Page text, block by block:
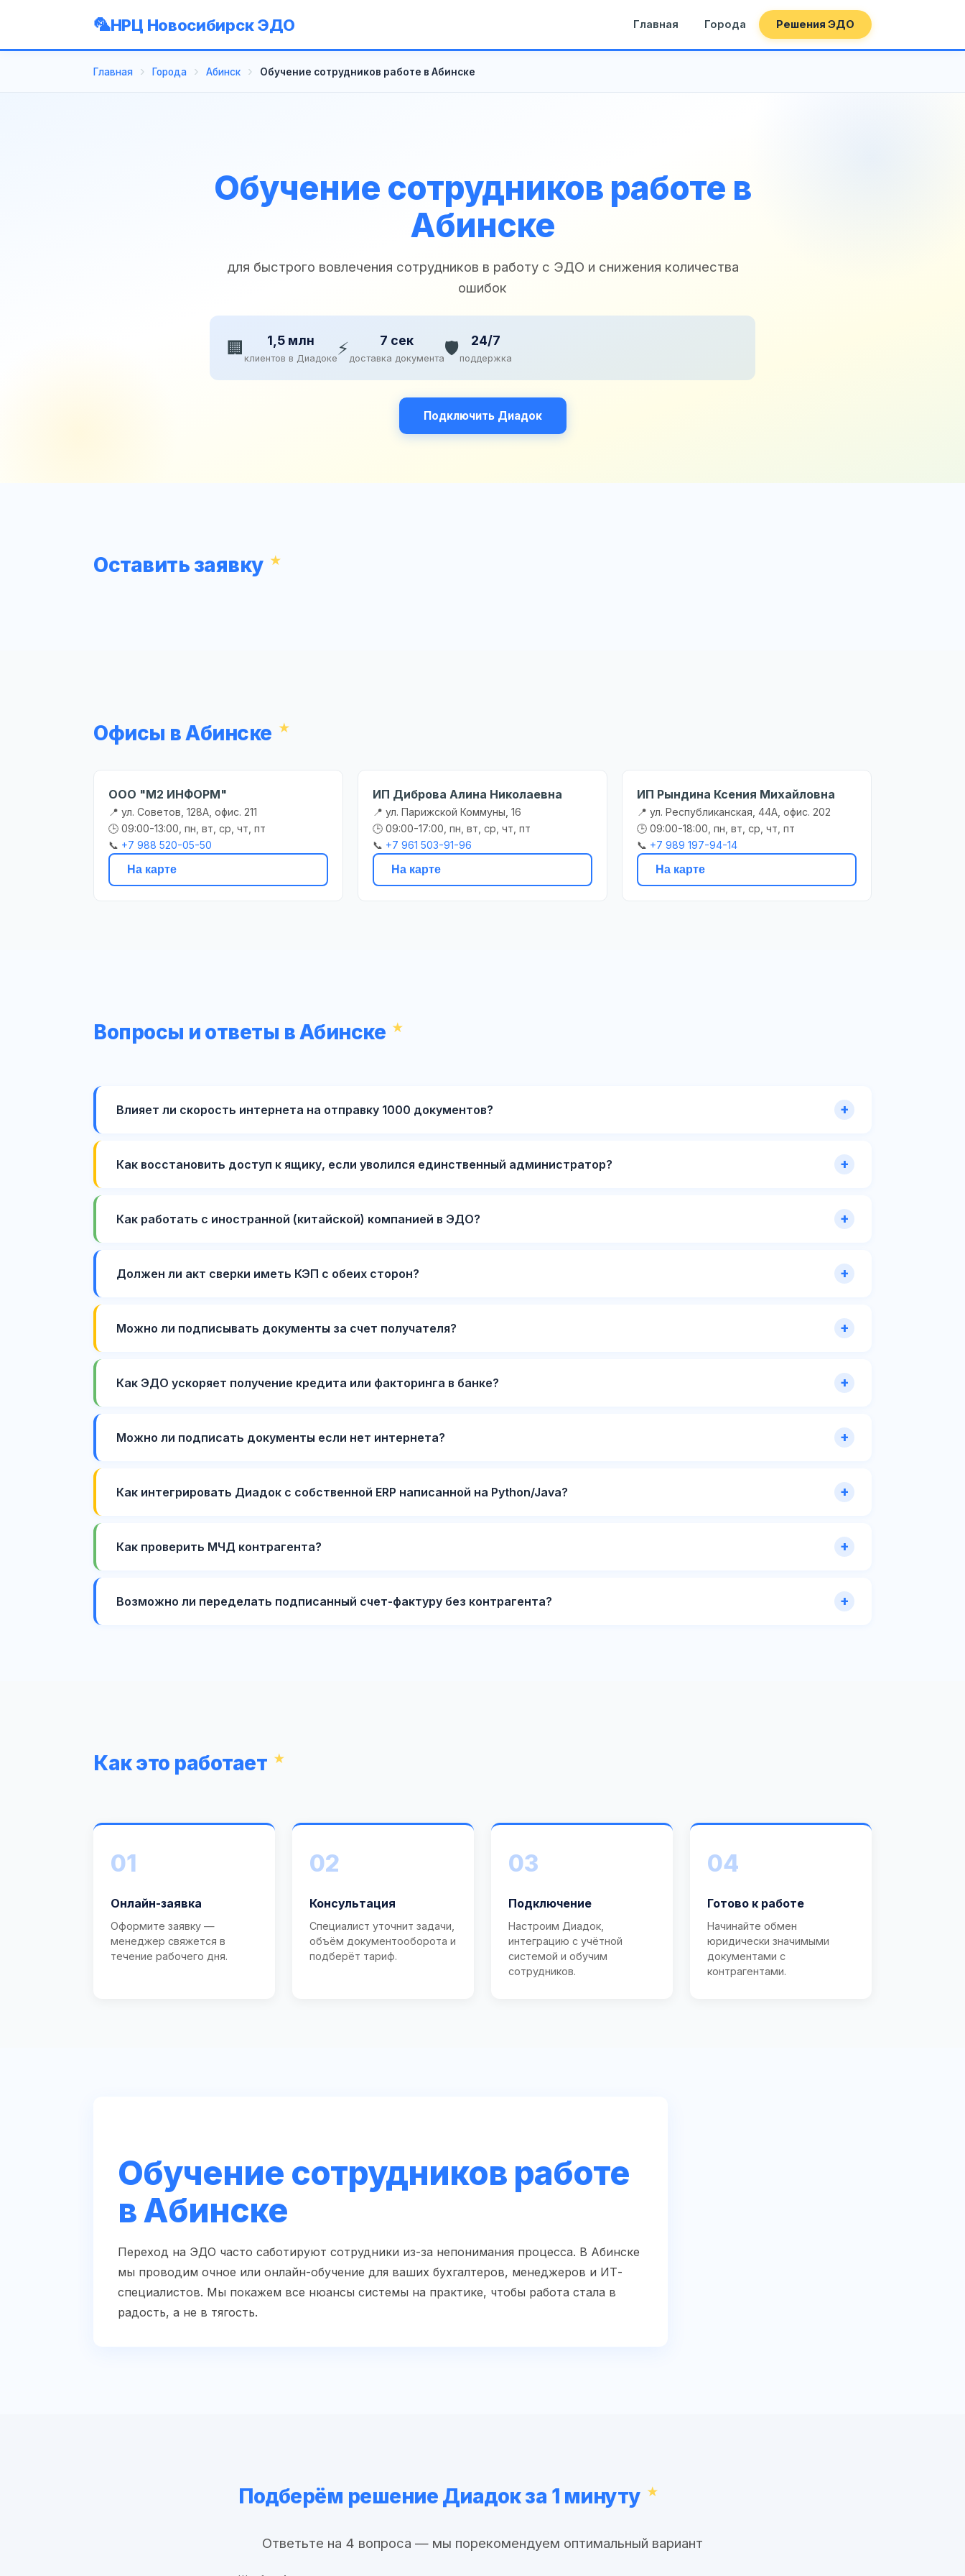
НРЦ Новосибирск ЭДО Главная Города Решения ЭДО
Главная Города Абинск Обучение сотрудников работе в Абинске
Обучение сотрудников работе в
Абинске
для быстрого вовлечения сотрудников в работу с ЭДО и снижения количества
ошибок
🏢 1,5 млн
клиентов в Диадоке ⚡ 7 сек
доставка документа🛡️ 24/7
поддержка
Подключить Диадок
Оставить заявку
Офисы в Абинске
ООО "М2 ИНФОРМ"
📍 ул. Советов, 128А, офис. 211
🕒 09:00-13:00, пн, вт, ср, чт, пт
📞 +7 988 520-05-50
На карте
ИП Диброва Алина Николаевна
📍 ул. Парижской Коммуны, 16
🕒 09:00-17:00, пн, вт, ср, чт, пт
📞 +7 961 503-91-96
На карте
ИП Рындина Ксения Михайловна
📍 ул. Республиканская, 44А, офис. 202
🕒 09:00-18:00, пн, вт, ср, чт, пт
📞 +7 989 197-94-14
На карте
Вопросы и ответы в Абинске
Влияет ли скорость интернета на отправку 1000 документов?
Как восстановить доступ к ящику, если уволился единственный администратор?
Как работать с иностранной (китайской) компанией в ЭДО?
Должен ли акт сверки иметь КЭП с обеих сторон?
Можно ли подписывать документы за счет получателя?
Как ЭДО ускоряет получение кредита или факторинга в банке?
Можно ли подписать документы если нет интернета?
Как интегрировать Диадок с собственной ERP написанной на Python/Java?
Как проверить МЧД контрагента?
Возможно ли переделать подписанный счет-фактуру без контрагента?
Как это работает
01
Онлайн-заявка
Оформите заявку —
менеджер свяжется в
течение рабочего дня.
02
Консультация
Специалист уточнит задачи,
объём документооборота и
подберёт тариф.
03
Подключение
Настроим Диадок,
интеграцию с учётной
системой и обучим
сотрудников.
04
Готово к работе
Начинайте обмен
юридически значимыми
документами с
контрагентами.
Обучение сотрудников работе
в Абинске
Переход на ЭДО часто саботируют сотрудники из-за непонимания процесса. В Абинске
мы проводим очное или онлайн-обучение для ваших бухгалтеров, менеджеров и ИТ-
специалистов. Мы покажем все нюансы системы на практике, чтобы работа стала в
радость, а не в тягость.
Подберём решение Диадок за 1 минуту
Ответьте на 4 вопроса — мы порекомендуем оптимальный вариант